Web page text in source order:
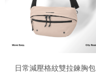
日常減壓格紋雙拉鍊胸包